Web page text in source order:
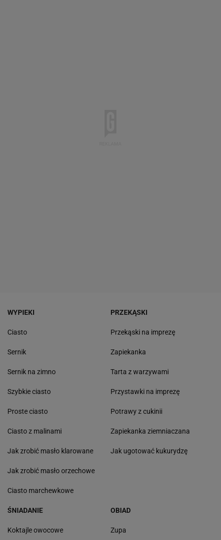
WYPIEKI
Ciasto
Sernik
Sernik na zimno
Szybkie ciasto
Proste ciasto
Ciasto z malinami
Jak zrobić masło klarowane
Jak zrobić masło orzechowe
Ciasto marchewkowe
PRZEKĄSKI
Przekąski na imprezę
Zapiekanka
Tarta z warzywami
Przystawki na imprezę
Potrawy z cukinii
Zapiekanka ziemniaczana
Jak ugotować kukurydzę
ŚNIADANIE
Koktajle owocowe
OBIAD
Zupa